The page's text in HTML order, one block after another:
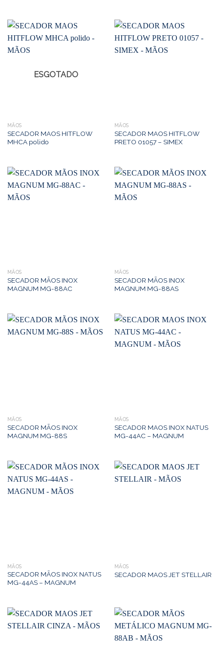
ESGOTADO
MÃOS
SECADOR MAOS HITFLOW
MHCA polido
MÃOS
SECADOR MAOS HITFLOW
PRETO 01057 – SIMEX
MÃOS
SECADOR MÃOS INOX
MAGNUM MG-88AC
MÃOS
SECADOR MÃOS INOX
MAGNUM MG-88AS
MÃOS
SECADOR MÃOS INOX
MAGNUM MG-88S
MÃOS
SECADOR MAOS INOX NATUS
MG-44AC – MAGNUM
MÃOS
SECADOR MÃOS INOX NATUS
MG-44AS – MAGNUM
MÃOS
SECADOR MAOS JET STELLAIR